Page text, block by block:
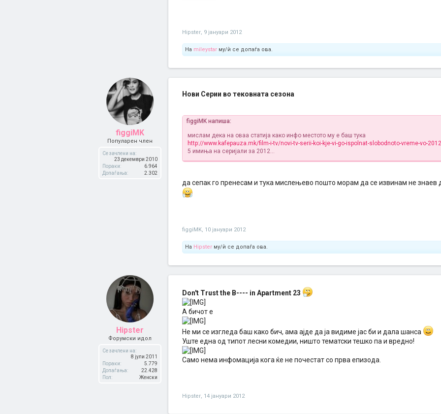
Hipster, 9 јануари 2012
На mileystar му/ѝ се допаѓа ова.
figgiMK
Популарен член
Се зачлени на:
23 декември 2010
Пораки:
6.964
Допаѓања:
2.302
Нови Серии во тековната сезона
figgiMK напиша:
мислам дека на оваа статија како инфо местото му е баш тука
http://www.kafepauza.mk/film-i-tv/novi-tv-serii-koi-kje-vi-go-ispolnat-slobodnoto-vreme-vo-
5 имиња на серијали за 2012...
да сепак го пренесам и тука мислењево пошто морам да се извинам не знаев
figgiMK, 10 јануари 2012
На Hipster му/ѝ се допаѓа ова.
Hipster
Форумски идол
Се зачлени на:
8 јули 2011
Пораки:
5.779
Допаѓања:
22.428
Пол:
Женски
Don't Trust the B---- in Apartment 23
А бичот е
Не ми се изгледа баш како бич, ама ајде да ја видиме јас би и дала шанса
Уште една од типот лесни комедии, ништо тематски тешко па и вредно!
Само нема инфомација кога ќе не почестат со прва епизода.
Hipster, 14 јануари 2012